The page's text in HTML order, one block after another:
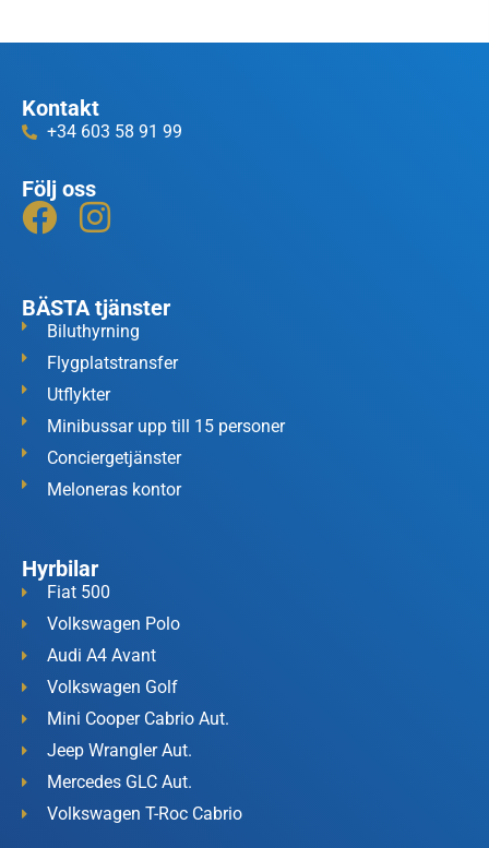
Kontakt
+34 603 58 91 99
Följ oss
BÄSTA tjänster
Biluthyrning
Flygplatstransfer
Utflykter
Minibussar upp till 15 personer
Conciergetjänster
Meloneras kontor
Hyrbilar
Fiat 500
Volkswagen Polo
Audi A4 Avant
Volkswagen Golf
Mini Cooper Cabrio Aut.
Jeep Wrangler Aut.
Mercedes GLC Aut.
Volkswagen T-Roc Cabrio